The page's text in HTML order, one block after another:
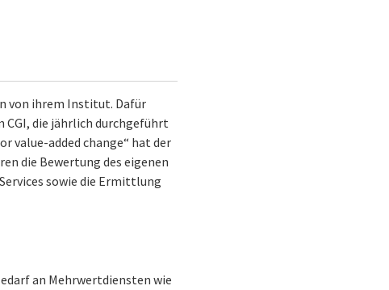
von ihrem Institut. Dafür
CGI, die jährlich durchgeführt
value-added change“ hat der
die Bewertung des eigenen
sowie die Ermittlung
an Mehrwertdiensten wie